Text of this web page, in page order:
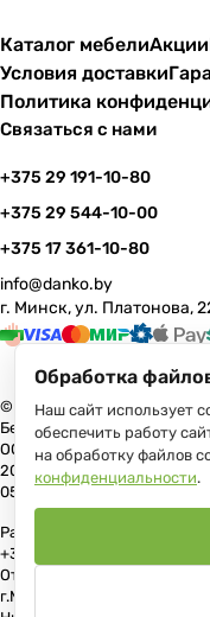
Каталог мебелиАкции
Условия доставки
Политика
Связаться с нами
+375 29 191-10-80
+375 29 544-10-00
+375 17 361-10-80
info@danko.by
г. Минск, ул. Платонова,
© 2026 Данко Бай:
Беларуси
ООО «Гранд Парк»,
204 В торговом реестре с
05.11.2008, Мингорисполком.
Рассмотрение обращений
+375 (29) 191-10-80, +375
Отдел торговли и услуг
г.Минска: тел.
Обработка
Наш сайт использует
обеспечить работу
на обработку файлов
конфиденциальности.